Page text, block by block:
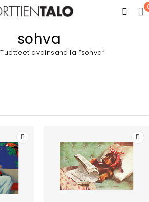
sohva
Tuotteet avainsanalla “sohva”